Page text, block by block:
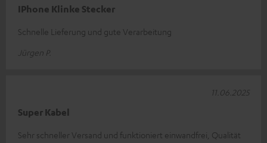
IPhone Klinke Stecker
Schnelle Lieferung und gute Verarbeitung
Jürgen P.
Super Kabel
Sehr schneller Versand und funktioniert einwandfrei, Qualität
11.06.2025